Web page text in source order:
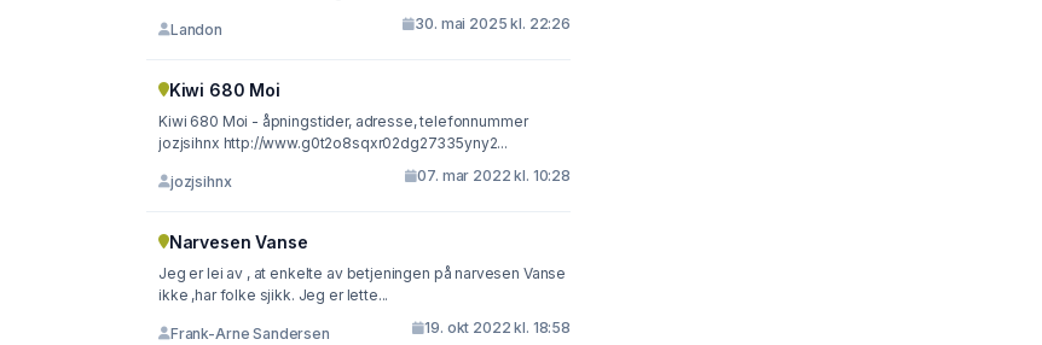
Landon 30. mai 2025 kl. 22:26
Kiwi 680 Moi
Kiwi 680 Moi - åpningstider, adresse, telefonnummer
jozjsihnx http://www.g0t2o8sqxr02dg27335yny2...
jozjsihnx 07. mar 2022 kl. 10:28
Narvesen Vanse
Jeg er lei av , at enkelte av betjeningen på narvesen Vanse
ikke ,har folke sjikk. Jeg er lette...
Frank-Arne Sandersen 19. okt 2022 kl. 18:58